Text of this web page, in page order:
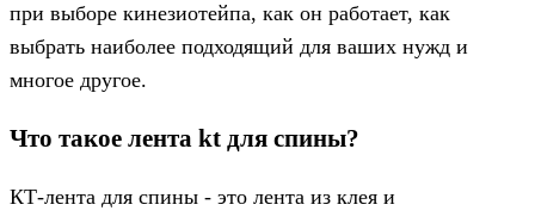
при выборе кинезиотейпа, как он работает, как
выбрать наиболее подходящий для ваших нужд и
многое другое.
Что такое лента kt для спины?
КТ-лента для спины - это лента из клея и